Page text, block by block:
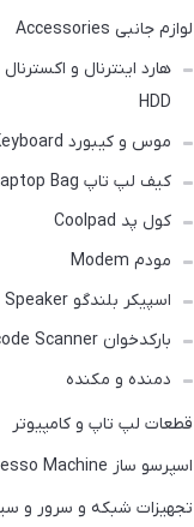
لوازم جانبی Accessories
HDD
موس و کیبورد Mouse and Keyboard
کیف لپ تاپ Laptop Bag
کول پد Coolpad
مودم Modem
اسپیکر بلندگو Speaker
بارکدخوان Barcode Scanner
دمنده و مکنده
قطعات لپ تاپ و کامپیوتر
اسپرسو ساز Espresso Machine